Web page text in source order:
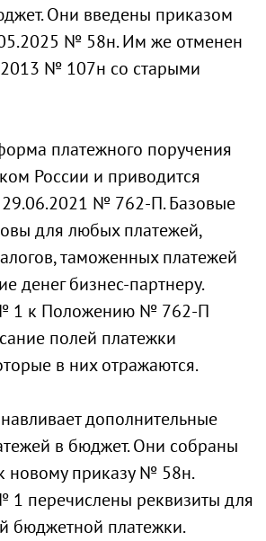
Они введены приказом
№ 58н. Им же отменен
№ 107н со старыми
платежного поручения
России и приводится
№ 762-П. Базовые
для любых платежей,
таможенных платежей
денег бизнес-партнеру.
1 к Положению № 762-П
полей платежки
в них отражаются.
дополнительные
в бюджет. Они собраны
новому приказу № 58н.
перечислены реквизиты для
бюджетной платежки.